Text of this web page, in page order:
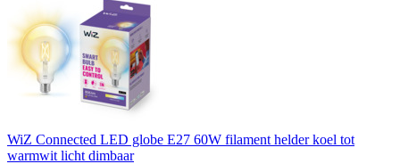
WiZ Connected LED globe E27 60W filament helder koel tot
warmwit licht dimbaar